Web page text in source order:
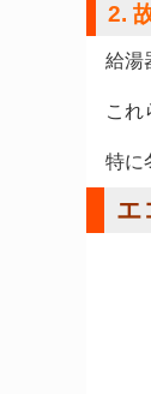
2.
給湯
これ
特に
エ